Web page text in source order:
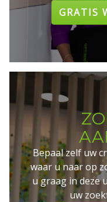
GRATIS
Bepaal zelf uw
waar u naar op
u graag in deze
uw